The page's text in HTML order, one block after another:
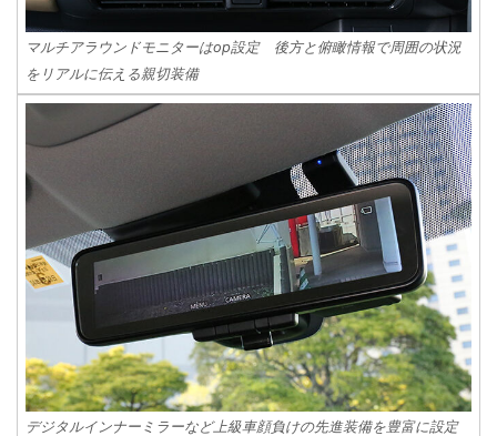
マルチアラウンドモニターはop設定 後方と俯瞰情報で周囲の状況
をリアルに伝える親切装備
デジタルインナーミラーなど上級車顔負けの先進装備を豊富に設定